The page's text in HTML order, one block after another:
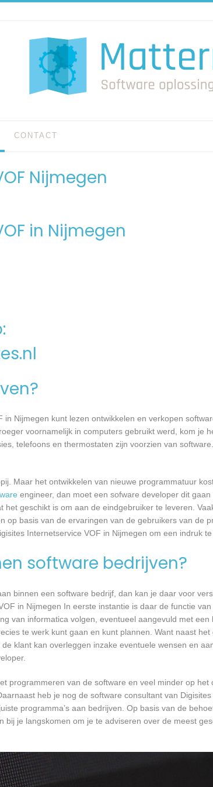
CONTACT
Nijmegen
in Nijmegen
Nijmegen kunt lezen ontwikkelen en verkopen
voornamelijk in computers gebruikt werd, kom je
telefoons en thermostaten zijn voorzien van
Maar het ontwikkelen van nieuwe programmatuur
engineer, dan moet een sofware developer dit
geschikt is om aan de eindgebruiker te leveren.
basis van de ervaringen van de gebruikers van de
Internetservice VOF in Nijmegen om een indruk
software bedrijven?
binnen een software bedrijf, dan kan je daar voor
in Nijmegen In eerste instantie is daar de functie
van informatica volgen, eventueel aangevuld met
te werk kunt gaan en kunt plannen. Want naast
klant kan overleggen inzake eventuele wensen en
programmeren van de software en veel minder op het
heb je nog de software consultant van
programma’s aan bedrijven. Op basis van de
bij je langskomen om je te adviseren over de meest